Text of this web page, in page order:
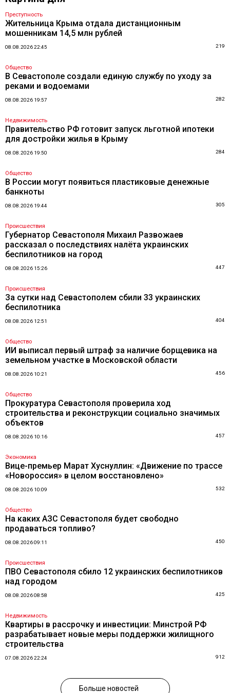
Преступность
Жительница Крыма отдала дистанционным
мошенникам 14,5 млн рублей
08.08.2026 22:45 219
Общество
В Севастополе создали единую службу по уходу за
реками и водоемами
08.08.2026 19:57 282
Недвижимость
Правительство РФ готовит запуск льготной ипотеки
для достройки жилья в Крыму
08.08.2026 19:50 284
Общество
В России могут появиться пластиковые денежные
банкноты
08.08.2026 19:44 305
Происшествия
Губернатор Севастополя Михаил Развожаев
рассказал о последствиях налёта украинских
беспилотников на город
08.08.2026 15:26 447
Происшествия
За сутки над Севастополем сбили 33 украинских
беспилотника
08.08.2026 12:51 404
Общество
ИИ выписал первый штраф за наличие борщевика на
земельном участке в Московской области
08.08.2026 10:21 456
Общество
Прокуратура Севастополя проверила ход
строительства и реконструкции социально значимых
объектов
08.08.2026 10:16 457
Экономика
Вице-премьер Марат Хуснуллин: «Движение по трассе
«Новороссия» в целом восстановлено»
08.08.2026 10:09 532
Общество
На каких АЗС Севастополя будет свободно
продаваться топливо?
08.08.2026 09:11 450
Происшествия
ПВО Севастополя сбило 12 украинских беспилотников
над городом
08.08.2026 08:58 425
Недвижимость
Квартиры в рассрочку и инвестиции: Минстрой РФ
разрабатывает новые меры поддержки жилищного
строительства
07.08.2026 22:24 912
Больше новостей